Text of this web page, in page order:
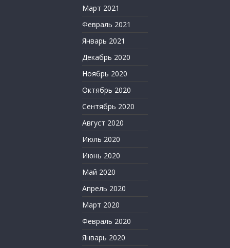
Март 2021
Февраль 2021
Январь 2021
Декабрь 2020
Ноябрь 2020
Октябрь 2020
Сентябрь 2020
Август 2020
Июль 2020
Июнь 2020
Май 2020
Апрель 2020
Март 2020
Февраль 2020
Январь 2020